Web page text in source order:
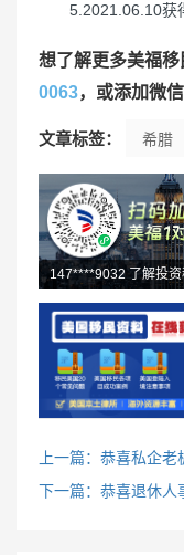
5.2021.06.10获
想了解更多美福移
0063，或添加微信
文章标签： 希腊
147****9032 了解投资
上一篇：恭喜私企
下一篇：恭喜退休人